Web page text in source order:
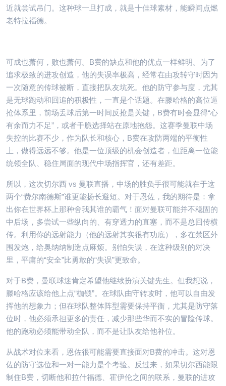
近就尝试吊门。这种球一旦打成，就是十佳球素材，能瞬间点燃
老特拉福德。
可成也萧何，败也萧何。B费的缺点和他的优点一样鲜明。为了
追求极致的进攻创造，他的失误率极高，经常在由攻转守时因为
一次随意的传球被断，直接把队友坑死。他的防守参与度，尤其
是无球跑动和回追的积极性，一直是个话题。在滕哈格的高位逼
抢体系里，前场丢球后第一时间反抢是关键，B费有时会显得“心
有余而力不足”，或者干脆选择站在原地抱怨。这赛季曼联中场
失控的比赛不少，作为队长和核心，B费在攻防两端的平衡性
上，做得远远不够。他是一位顶级的机会创造者，但距离一位能
统领全队、稳住局面的现代中场指挥官，还有差距。
所以，这次切尔西 vs 曼联直播，中场的胜负手很可能就在于这
两个“费尔南德斯”谁更能扬长避短。对于恩佐，我的期待是：拿
出你在世界杯上那种舍我其谁的霸气！面对曼联可能并不稳固的
中后场，多尝试一些纵向的、有穿透力的直塞，而不是总回传横
传。利用你的远射能力（他的远射其实很有功底），多在禁区外
围发炮，给奥纳纳制造点麻烦。别怕失误，在这种级别的对决
里，平庸的“安全”比勇敢的“失误”更致命。
对于B费，曼联球迷肯定希望他继续扮演关键先生。但我想说，
滕哈格应该给他上点“枷锁”。在球队由守转攻时，他可以自由发
挥他的想象力；但在球队整体阵型需要保持平衡，尤其是防守落
位时，他必须承担更多的责任，减少那些华而不实的冒险传球。
他的跑动必须能带动全队，而不是让队友给他补位。
从战术对位来看，恩佐很可能需要直接面对B费的冲击。这对恩
佐的防守选位和一对一能力是个考验。反过来，如果切尔西能限
制住B费，切断他和拉什福德、霍伊伦之间的联系，曼联的进攻